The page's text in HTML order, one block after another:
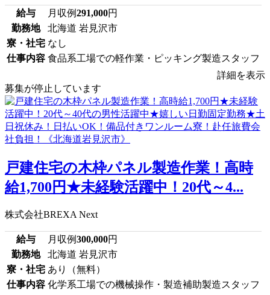
給与 月収例291,000円
勤務地
北海道 岩見沢市
寮・社宅 なし
仕事内容 食品系工場での軽作業・ピッキング製造スタッフ
詳細を表示
募集が停止しています
戸建住宅の木枠パネル製造作業！高時
給1,700円★未経験活躍中！20代～4...
株式会社BREXA Next
給与 月収例300,000円
勤務地
北海道 岩見沢市
寮・社宅 あり（無料）
仕事内容 化学系工場での機械操作・製造補助製造スタッフ